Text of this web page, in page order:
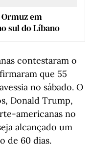
em
sul do Líbano
contestaram o
que 55
no sábado. O
Donald Trump,
americanas no
alcançado um
de 60 dias.